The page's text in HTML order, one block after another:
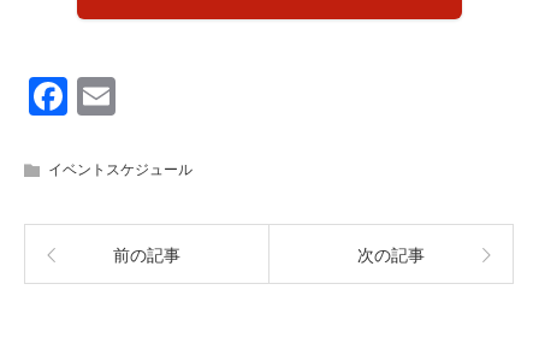
F
c
e
o
ail
イベントスケジュール
前の記事 次の記事